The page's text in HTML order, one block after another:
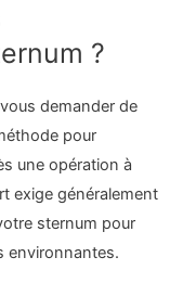
?
demander de
pour
une opération à
exige généralement
sternum pour
environnantes.